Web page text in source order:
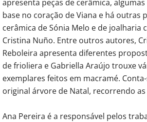
apresenta peças de cerâmica,
base no coração de Viana e há outras
cerâmica de Sónia Melo e de joalharia
Cristina Nuño. Entre outros autores,
Reboleira apresenta diferentes
de frioliera e Gabriella Araújo trouxe
exemplares feitos em macramé.
original árvore de Natal, recorrendo as
Ana Pereira é a responsável pelos